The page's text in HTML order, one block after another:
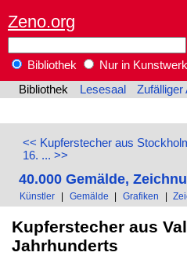
Zeno.org
Bibliothek
Nur in
Bibliothek
Lesesaal Zufälliger
<< Kupferstecher aus
16. ... >>
40.000 Gemälde,
Künstler | Gemälde | Grafiken |
Kupferstecher aus
Jahrhunderts